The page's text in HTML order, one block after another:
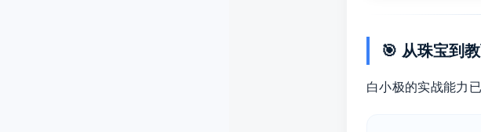
🎯 从珠宝到
白小极的实战能力